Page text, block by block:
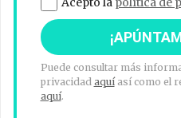
Puede consultar más
privacidad aquíasí como el
aquí.